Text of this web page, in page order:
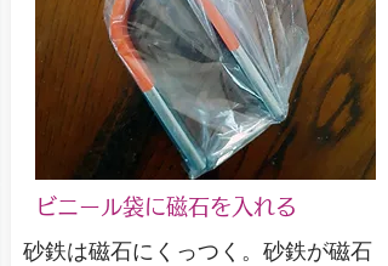
​ビニール袋に磁石を入れる
砂鉄は磁石にくっつく。砂鉄が磁石